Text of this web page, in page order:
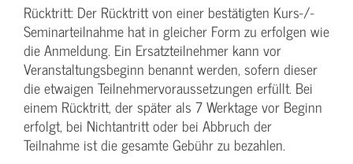
Rücktritt: Der Rücktritt von einer bestätigten Kurs-/­
Seminarteilnahme hat in gleicher Form zu erfolgen wie
die Anmeldung. Ein Ersatzteilnehmer kann vor
Veranstaltungs­beginn benannt werden, sofern dieser
die etwaigen Teilnehmer­voraussetzungen erfüllt. Bei
einem Rücktritt, der später als 7 Werktage vor Beginn
erfolgt, bei Nichtantritt oder bei Abbruch der
Teilnahme ist die gesamte Gebühr zu bezahlen.